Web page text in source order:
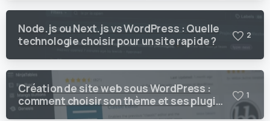
Node.js ou Next.js vs WordPress : Quelle
technologie choisir pour un site rapide ?
2
Création de site web sous WordPress :
comment choisir son thème et ses plugins
?
1